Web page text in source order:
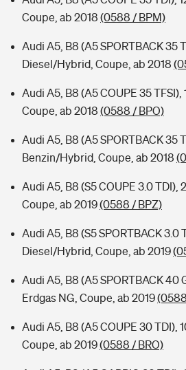
Coupe, ab 2018 (0588 / BPM)
Audi A5, B8 (A5 SPORTBACK 35
Diesel/Hybrid, Coupe, ab 2018
Audi A5, B8 (A5 COUPE 35
Coupe, ab 2018 (0588 / BPO)
Audi A5, B8 (A5 SPORTBACK 35
Benzin/Hybrid, Coupe, ab 2018
Audi A5, B8 (S5 COUPE 3.0 TDI),
Coupe, ab 2019(0588 / BPZ)
Audi A5, B8 (S5 SPORTBACK 3.0
Diesel/Hybrid, Coupe, ab 2019
Audi A5, B8 (A5 SPORTBACK 40
Erdgas NG, Coupe, ab 2019
Audi A5, B8 (A5 COUPE 30 TDI),
Coupe, ab 2019(0588 / BRO)